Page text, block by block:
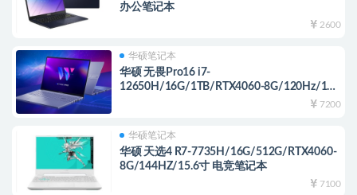
办公笔记本
2600
华硕笔记本
华硕 无畏Pro16 i7-
12650H/16G/1TB/RTX4060-8G/120Hz/16
7200
华硕笔记本
华硕 天选4 R7-7735H/16G/512G/RTX4060-
8G/144HZ/15.6寸 电竞笔记本
7100